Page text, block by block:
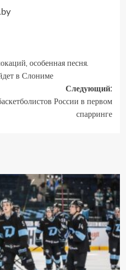
особенная песня.
в Слониме
Следующий:
России в первом
спарринге